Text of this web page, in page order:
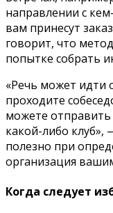
направлении с
вам принесут
говорит, что
попытке собрать
«Речь может идти
проходите
можете отправить
какой-либо
полезно при
организация
Когда следует